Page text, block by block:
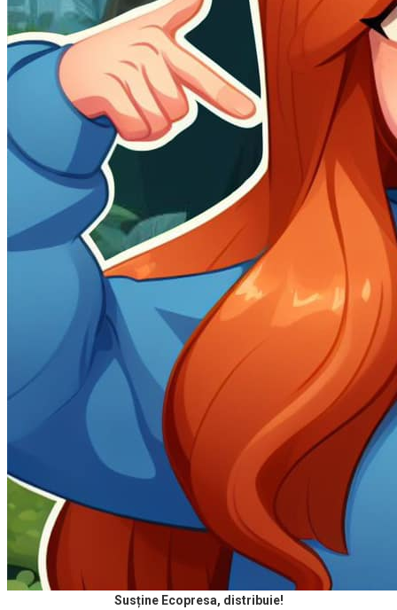
Susține Ecopresa, distribuie!